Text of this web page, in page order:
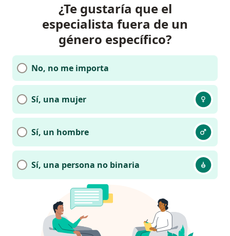
¿Te gustaría que el
especialista fuera de un
género específico?
No, no me importa
Sí, una mujer
Sí, un hombre
Sí, una persona no binaria